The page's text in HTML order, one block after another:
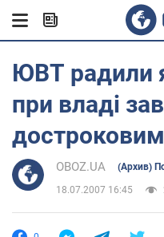
ЮВТ радили
при владі
OBOZ.UA (Архив)
18.07.2007 16:45